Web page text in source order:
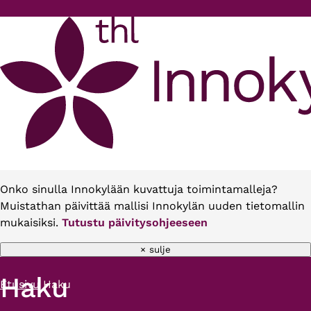
Onko sinulla Innokylään kuvattuja toimintamalleja?
Muistathan päivittää mallisi Innokylän uuden tietomallin
mukaisiksi. Tutustu päivitysohjeeseen
× sulje
Murupolku
Etusivu Haku
Haku